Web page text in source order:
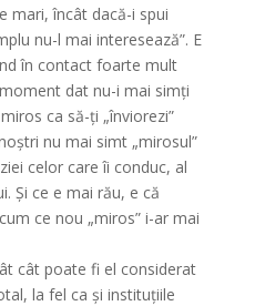
mari, încât dacă-i spui
nu-l mai interesează”. E
în contact foarte mult
dat nu-i mai simți
ca să-ți „înviorezi”
nu mai simt „mirosul”
celor care îi conduc, al
Și ce e mai rău, e că
ce nou „miros” i-ar mai
cât poate fi el considerat
la fel ca și instituțiile